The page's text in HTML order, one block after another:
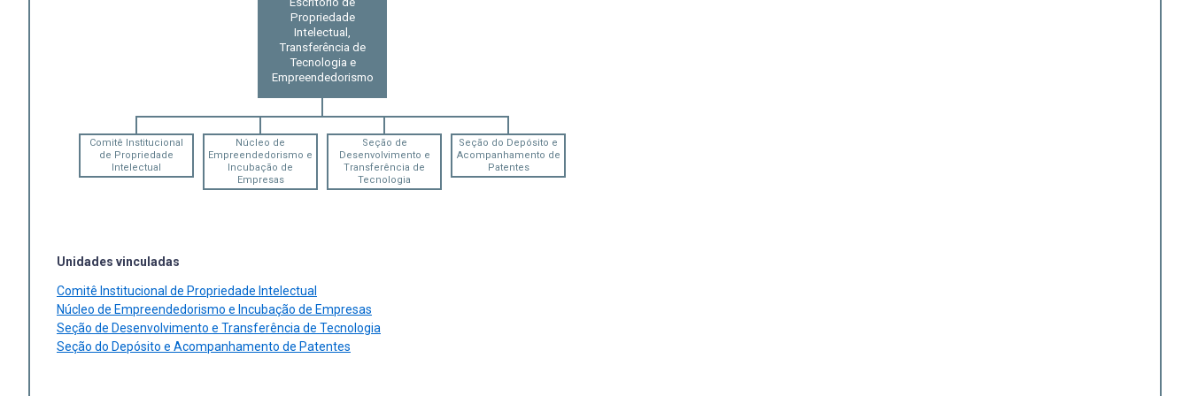
Propriedade
Intelectual,
Transferência de
Tecnologia e
Empreendedorismo
Comitê Institucional
de Propriedade
Intelectual
Núcleo de
Empreendedorismo e
Incubação de
Empresas
Seção de
Desenvolvimento e
Transferência de
Tecnologia
Seção do Depósito e
Acompanhamento de
Patentes
Unidades vinculadas
Comitê Institucional de Propriedade Intelectual
Núcleo de Empreendedorismo e Incubação de Empresas
Seção de Desenvolvimento e Transferência de Tecnologia
Seção do Depósito e Acompanhamento de Patentes